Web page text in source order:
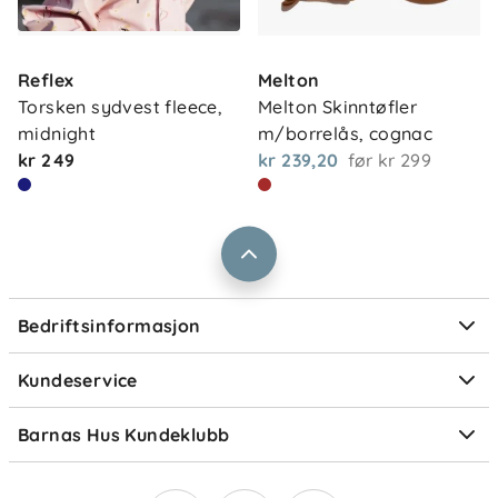
Vedlikehold
Må ikke vaskes, blekes, tørketromles, strykes eller
renses.
Reflex
Torsken sydvest fleece,
midnight
kr 249
Melton
Melton Skinntøfler
m/borrelås, cognac
kr 239,20 før kr 299
Bedriftsinformasjon
Våre butikker
Vårt samfunnsansvar
Jobbe i Barnas Hus
Størrelsesguider
Kundeservice
Frakt og levering
Retur og reklamasjon
Ofte stilte spørsmål
Om Klarna
Barnas Hus Kundeklubb
Medlemsvilkår